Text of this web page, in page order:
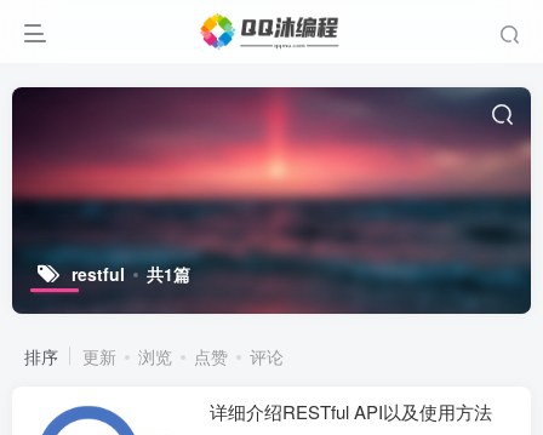
restful 共1篇
排序 更新 浏览 点赞 评论
详细介绍RESTful API以及使用方法